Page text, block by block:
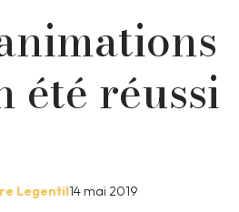
été réussi
14 mai 2019
Legentil